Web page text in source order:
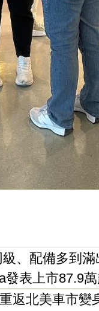
、配備多到
發表上市87.9
返北美車市變